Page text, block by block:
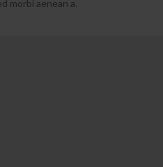
morbi aenean a.